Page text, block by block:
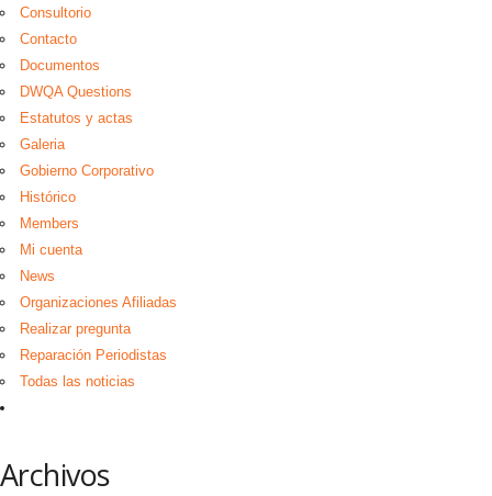
Consultorio
Contacto
Documentos
DWQA Questions
Estatutos y actas
Galeria
Gobierno Corporativo
Histórico
Members
Mi cuenta
News
Organizaciones Afiliadas
Realizar pregunta
Reparación Periodistas
Todas las noticias
Archivos